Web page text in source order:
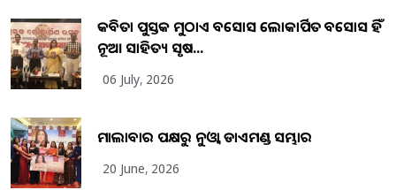
କବିତା ପୁସ୍ତକ ମୁଠାଏ ଅବସୋସ ଲୋକାର୍ପିତ ଅବସୋସ ହିଁ
ନୂଆ ସାହିତ୍ୟ ସୃଷ...
06 July, 2026
ମାଲାବାର ପକ୍ଷରୁ ନୁଓ୍ବା ଡାଏମଣ୍ଡ ସମ୍ଭାର
20 June, 2026